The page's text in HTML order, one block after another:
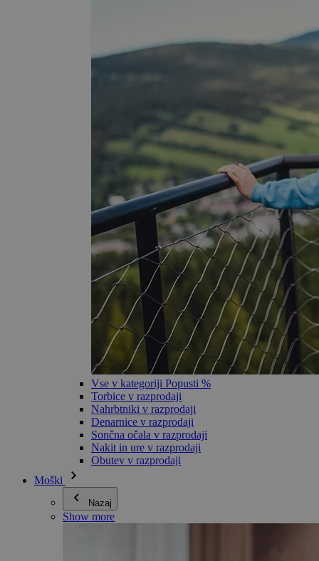
Vse v kategoriji Popusti %
Torbice v razprodaji
Nahrbtniki v razprodaji
Denarnice v razprodaji
Sončna očala v razprodaji
Nakit in ure v razprodaji
Obutev v razprodaji
Moški
Nazaj
Show more